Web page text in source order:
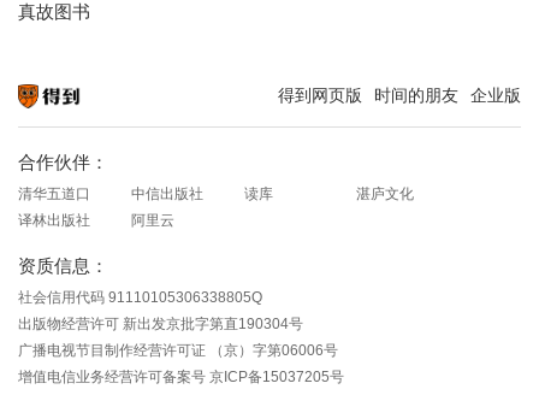
真故图书
得到网页版 时间的朋友 企业版
合作伙伴：
清华五道口 中信出版社 读库
湛庐文化
译林出版社
阿里云
资质信息：
社会信用代码 91110105306338805Q
出版物经营许可 新出发京批字第直190304号
广播电视节目制作经营许可证 （京）字第06006号
增值电信业务经营许可备案号 京ICP备15037205号